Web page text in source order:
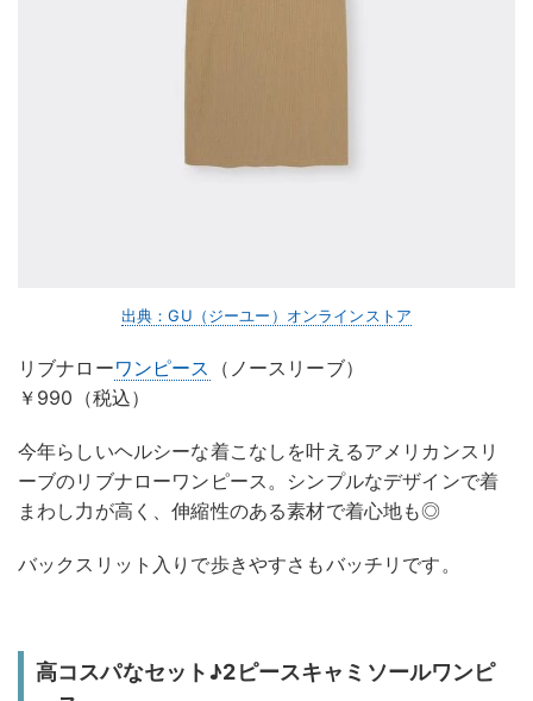
出典：GU（ジーユー）オンラインストア
リブナローワンピース
（ノースリーブ）
￥990（税込）
今年らしいヘルシーな着こなしを叶えるアメリカンスリ
ーブのリブナローワンピース。シンプルなデザインで着
まわし力が高く、伸縮性のある素材で着心地も◎
バックスリット入りで歩きやすさもバッチリです。
高コスパなセット♪2ピースキャミソールワンピ